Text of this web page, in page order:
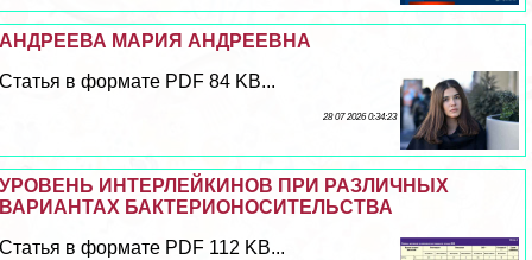
АНДРЕЕВА МАРИЯ АНДРЕЕВНА
Статья в формате PDF 84 KB...
28 07 2026 0:34:23
УРОВЕНЬ ИНТЕРЛЕЙКИНОВ ПРИ РАЗЛИЧНЫХ
ВАРИАНТАХ БАКТЕРИОНОСИТЕЛЬСТВА
Статья в формате PDF 112 KB...